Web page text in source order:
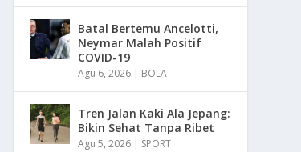
Batal Bertemu Ancelotti,
Neymar Malah Positif
COVID-19
Agu 6, 2026 | BOLA
Tren Jalan Kaki Ala Jepang:
Bikin Sehat Tanpa Ribet
Agu 5, 2026 | SPORT